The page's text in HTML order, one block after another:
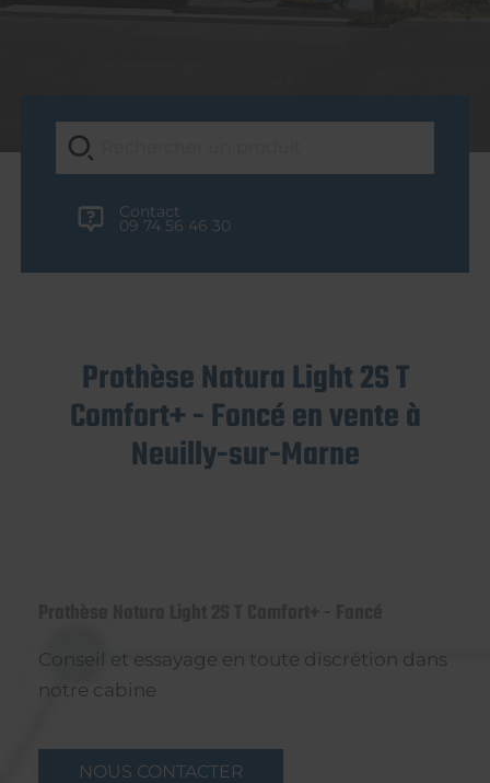
Contact
09 74 56 46 30
Prothèse Natura Light 2S T
Comfort+ - Foncé en vente à
Neuilly-sur-Marne
Conseil et essayage en toute discrétion dans
notre cabine
NOUS CONTACTER